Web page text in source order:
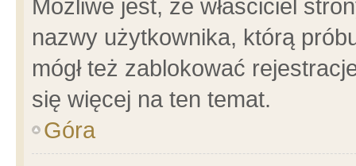
Możliwe jest, że właściciel
nazwy użytkownika, którą
mógł też zablokować
się więcej na ten temat.
Góra